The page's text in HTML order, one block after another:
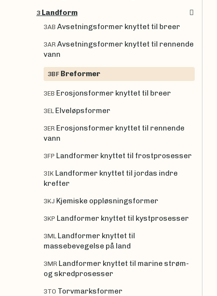
3 Landform
3AB Avsetningsformer knyttet til breer
3AR Avsetningsformer knyttet til rennende
vann
3BF Breformer
3EB Erosjonsformer knyttet til breer
3EL Elveløpsformer
3ER Erosjonsformer knyttet til rennende
vann
3FP Landformer knyttet til frostprosesser
3IK Landformer knyttet til jordas indre
krefter
3KJ Kjemiske oppløsningsformer
3KP Landformer knyttet til kystprosesser
3ML Landformer knyttet til
massebevegelse på land
3MR Landformer knyttet til marine strøm-
og skredprosesser
3TO Torvmarksformer